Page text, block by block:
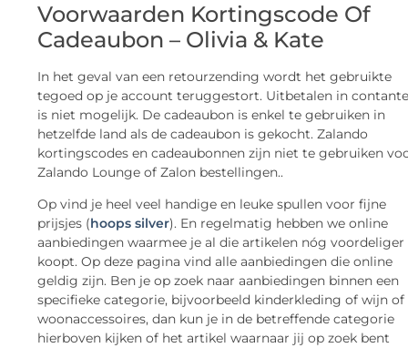
Voorwaarden Kortingscode Of
Cadeaubon – Olivia & Kate
In het geval van een retourzending wordt het gebruikte
tegoed op je account teruggestort. Uitbetalen in
is niet mogelijk. De cadeaubon is enkel te gebruiken in
hetzelfde land als de cadeaubon is gekocht. Zalando
kortingscodes en cadeaubonnen zijn niet te gebruiken
Zalando Lounge of Zalon bestellingen..
Op vind je heel veel handige en leuke spullen voor fijne
prijsjes (hoops silver). En regelmatig hebben we online
aanbiedingen waarmee je al die artikelen nóg voordeliger
koopt. Op deze pagina vind alle aanbiedingen die online
geldig zijn. Ben je op zoek naar aanbiedingen binnen een
specifieke categorie, bijvoorbeeld kinderkleding of wijn of
woonaccessoires, dan kun je in de betreffende categorie
hierboven kijken of het artikel waarnaar jij op zoek bent